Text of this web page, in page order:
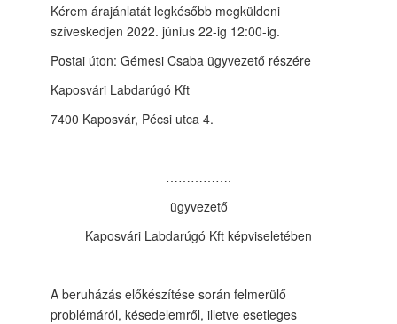
Kérem árajánlatát legkésőbb megküldeni
szíveskedjen 2022. június 22-ig 12:00-ig.
Postai úton: Gémesi Csaba ügyvezető részére
Kaposvári Labdarúgó Kft
7400 Kaposvár, Pécsi utca 4.
…………….
ügyvezető
Kaposvári Labdarúgó Kft képviseletében
A beruházás előkészítése során felmerülő
problémáról, késedelemről, illetve esetleges